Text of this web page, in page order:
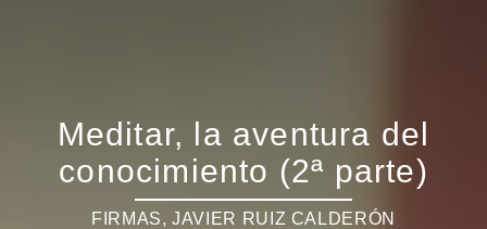
Meditar, la aventura del
conocimiento (2ª parte)
FIRMAS,JAVIER RUIZ CALDERÓN